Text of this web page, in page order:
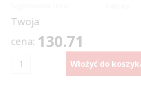
Twoja
cena: 130.71